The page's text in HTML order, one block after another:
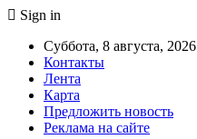
Sign in
Суббота, 8 августа, 2026
Контакты
Лента
Карта
Предложить новость
Реклама на сайте